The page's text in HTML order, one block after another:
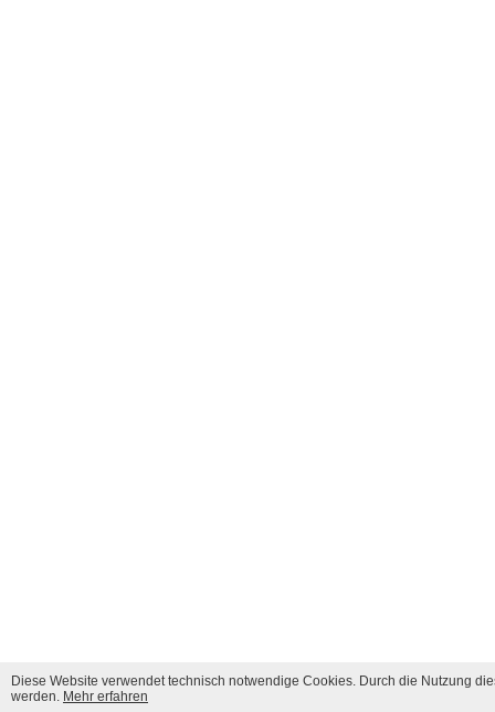
Diese Website verwendet technisch notwendige Cookies. Durch die Nutzung
werden. Mehr erfahren